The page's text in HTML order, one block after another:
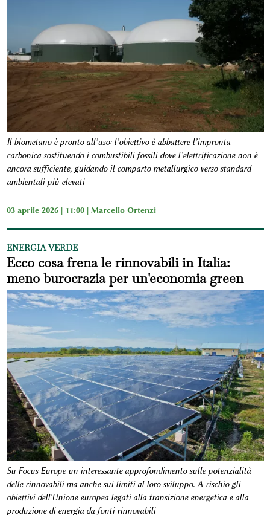
Il biometano è pronto all’uso: l’obiettivo è abbattere l’impronta
carbonica sostituendo i combustibili fossili dove l’elettrificazione non è
ancora sufficiente, guidando il comparto metallurgico verso standard
ambientali più elevati
03 aprile 2026 | 11:00 | Marcello Ortenzi
ENERGIA VERDE
Ecco cosa frena le rinnovabili in Italia:
meno burocrazia per un'economia green
Su Focus Europe un interessante approfondimento sulle potenzialità
delle rinnovabili ma anche sui limiti al loro sviluppo. A rischio gli
obiettivi dell'Unione europea legati alla transizione energetica e alla
produzione di energia da fonti rinnovabili